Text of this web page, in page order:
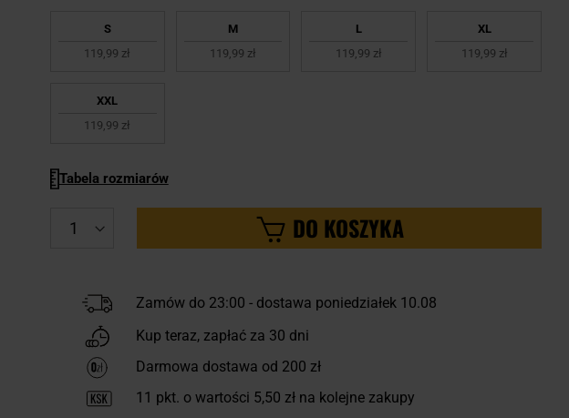
S
119,99 zł
M
119,99 zł
L
119,99 zł
XL
119,99 zł
XXL
119,99 zł
Tabela rozmiarów
DO KOSZYKA
Zamów do 23:00 - dostawa poniedziałek 10.08
Kup teraz, zapłać za 30 dni
Darmowa dostawa od 200 zł
11 pkt. o wartości 5,50 złna kolejne zakupy